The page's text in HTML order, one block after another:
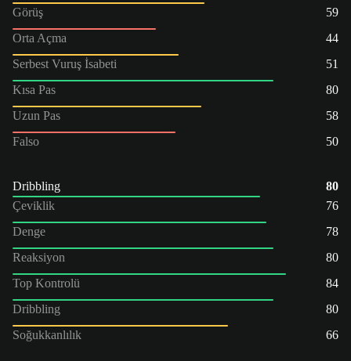
Görüş
59
Orta Açma
44
Serbest Vuruş İsabeti
51
Kısa Pas
80
Uzun Pas
58
Falso
50
Dribbling
80
Çeviklik
76
Denge
78
Reaksiyon
80
Top Kontrolü
84
Dribbling
80
Soğukkanlılık
66